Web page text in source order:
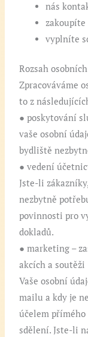
nás
zakoupíte
vyplníte
Rozsah
Zpracováváme
to z
● poskytování
vaše osobní
bydliště
● vedení
Jste-li
nezbytně
povinnosti pro
dokladů.
● marketing –
akcích a soutěži
Vaše osobní
mailu a kdy je
účelem
sdělení. Jste-li